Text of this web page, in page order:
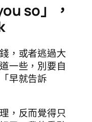
so」，
，或者逃過大
一些，別要自
早就告訴
，反而覺得只